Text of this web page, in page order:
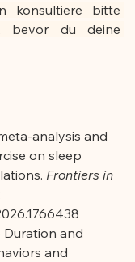
konsultiere bitte
bevor du deine
analysis and
on sleep
Frontiers in
Duration and
and